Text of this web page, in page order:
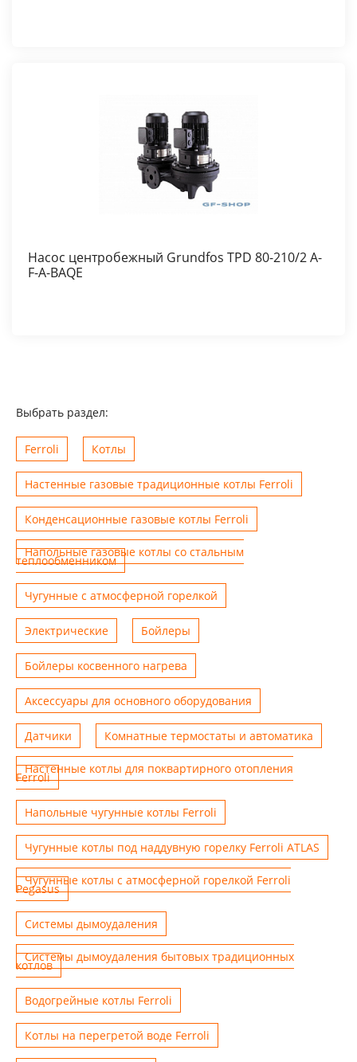
Насос центробежный Grundfos TPD 80-210/2 A-
F-A-BAQE
Выбрать раздел:
Ferroli Котлы
Настенные газовые традиционные котлы Ferroli
Конденсационные газовые котлы Ferroli
Напольные газовые котлы со стальным
теплообменником
Чугунные с атмосферной горелкой
Электрические Бойлеры
Бойлеры косвенного нагрева
Аксессуары для основного оборудования
Датчики Комнатные термостаты и автоматика
Настенные котлы для поквартирного отопления
Ferroli
Напольные чугунные котлы Ferroli
Чугунные котлы под наддувную горелку Ferroli ATLAS
Чугунные котлы с атмосферной горелкой Ferroli
Pegasus
Системы дымоудаления
Системы дымоудаления бытовых традиционных
котлов
Водогрейные котлы Ferroli
Котлы на перегретой воде Ferroli